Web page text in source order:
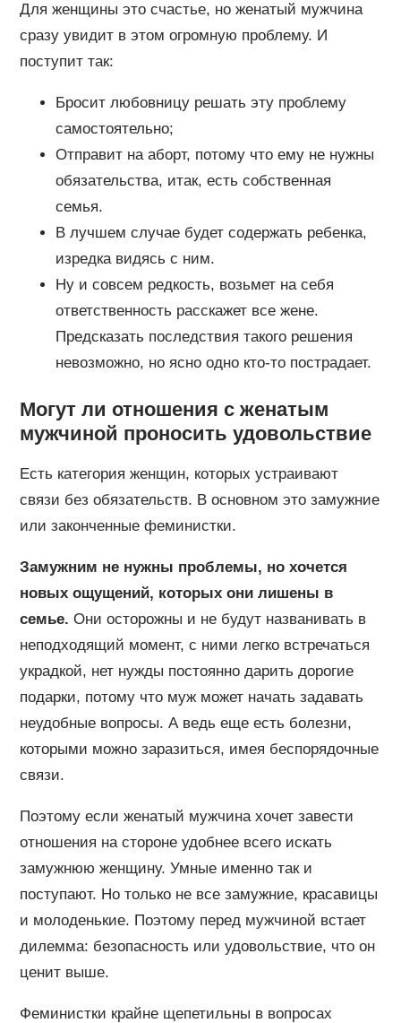
Для женщины это счастье, но женатый мужчина
сразу увидит в этом огромную проблему. И
поступит так:
Бросит любовницу решать эту проблему
самостоятельно;
Отправит на аборт, потому что ему не нужны
обязательства, итак, есть собственная
семья.
В лучшем случае будет содержать ребенка,
изредка видясь с ним.
Ну и совсем редкость, возьмет на себя
ответственность расскажет все жене.
Предсказать последствия такого решения
невозможно, но ясно одно кто-то пострадает.
Могут ли отношения с женатым
мужчиной проносить удовольствие
Есть категория женщин, которых устраивают
связи без обязательств. В основном это замужние
или законченные феминистки.
Замужним не нужны проблемы, но хочется
новых ощущений, которых они лишены в
семье. Они осторожны и не будут названивать в
неподходящий момент, с ними легко встречаться
украдкой, нет нужды постоянно дарить дорогие
подарки, потому что муж может начать задавать
неудобные вопросы. А ведь еще есть болезни,
которыми можно заразиться, имея беспорядочные
связи.
Поэтому если женатый мужчина хочет завести
отношения на стороне удобнее всего искать
замужнюю женщину. Умные именно так и
поступают. Но только не все замужние, красавицы
и молоденькие. Поэтому перед мужчиной встает
дилемма: безопасность или удовольствие, что он
ценит выше.
Феминистки крайне щепетильны в вопросах